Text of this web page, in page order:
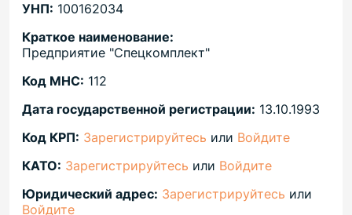
УНП: 100162034
Краткое наименование:
Предприятие "Спецкомплект"
Код МНС: 112
Дата государственной регистрации: 13.10.1993
Код КРП: Зарегистрируйтесь или Войдите
КАТО: Зарегистрируйтесь или Войдите
Юридический адрес: Зарегистрируйтесь или
Войдите